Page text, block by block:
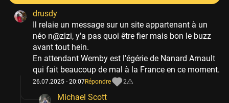
drusdy
Il relaie un message sur un site appartenant à un
néo n@zizi, y'a pas quoi être fier mais bon le buzz
avant tout hein.
En attendant Wemby est l'égérie de Nanard Arnault
qui fait beaucoup de mal à la France en ce moment.
26.07.2025 - 20:07Répondre 2
Michael Scott